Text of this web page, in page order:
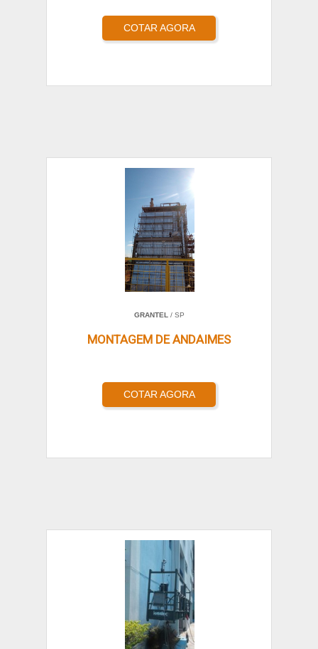
COTAR AGORA
GRANTEL / SP
MONTAGEM DE ANDAIMES
COTAR AGORA